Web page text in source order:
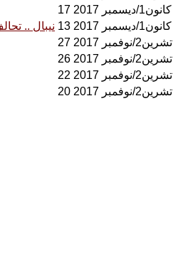
17 كانون1/ديسمبر 2017
نيبال ..
13 كانون1/ديسمبر 2017
27 تشرين2/نوفمبر 2017
26 تشرين2/نوفمبر 2017
22 تشرين2/نوفمبر 2017
20 تشرين2/نوفمبر 2017